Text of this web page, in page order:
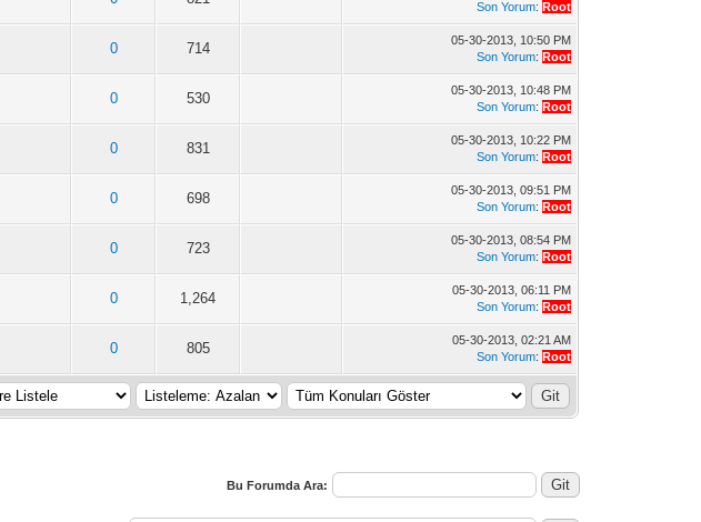
Son Yorum:Root
0 714
05-30-2013, 10:50 PM
Son Yorum:Root
0 530
05-30-2013, 10:48 PM
Son Yorum:Root
0 831
05-30-2013, 10:22 PM
Son Yorum:Root
0 698
05-30-2013, 09:51 PM
Son Yorum:Root
0 723
05-30-2013, 08:54 PM
Son Yorum:Root
0 1,264
05-30-2013, 06:11 PM
Son Yorum:Root
0 805
05-30-2013, 02:21 AM
Son Yorum:Root
Bu Forumda Ara: